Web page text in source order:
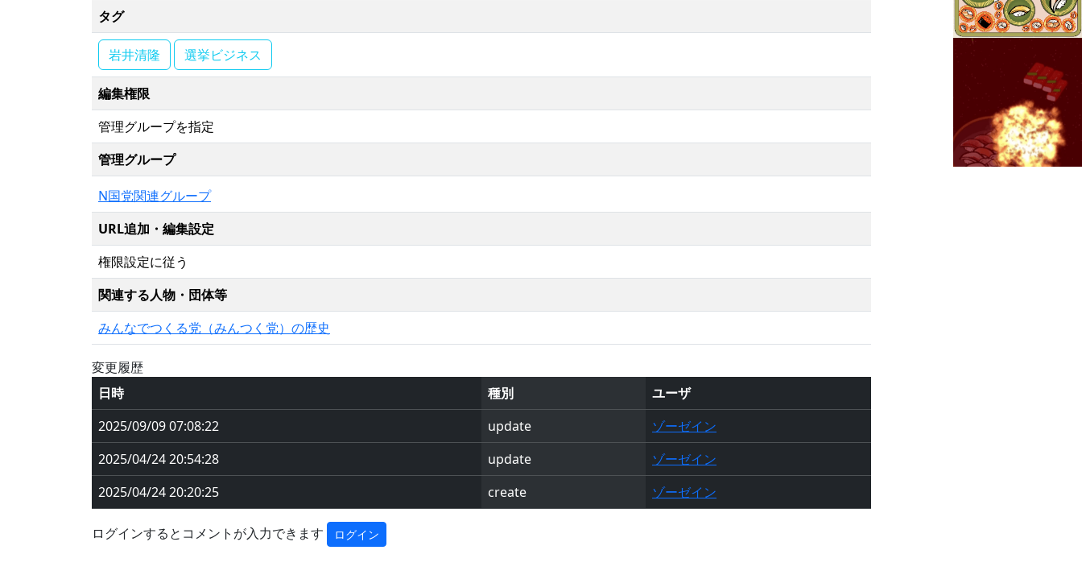
タグ
岩井清隆 選挙ビジネス
編集権限
管理グループを指定
管理グループ
N国党関連グループ
URL追加・編集設定
権限設定に従う
関連する人物・団体等
みんなでつくる党（みんつく党）の歴史
変更履歴
日時
種別
ユーザ
2025/09/09 07:08:22
update
ゾーゼイン
2025/04/24 20:54:28
update
ゾーゼイン
2025/04/24 20:20:25
create ゾーゼイン
ログインするとコメントが入力できます ログイン